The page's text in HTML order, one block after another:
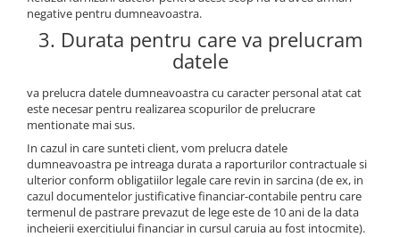
negative pentru dumneavoastra.
3. Durata pentru care va prelucram
datele
va prelucra datele dumneavoastra cu caracter personal atat cat
este necesar pentru realizarea scopurilor de prelucrare
mentionate mai sus.
In cazul in care sunteti client, vom prelucra datele
dumneavoastra pe intreaga durata a raporturilor contractuale si
ulterior conform obligatiilor legale care revin in sarcina (de ex, in
cazul documentelor justificative financiar-contabile pentru care
termenul de pastrare prevazut de lege este de 10 ani de la data
incheierii exercitiului financiar in cursul caruia au fost intocmite).